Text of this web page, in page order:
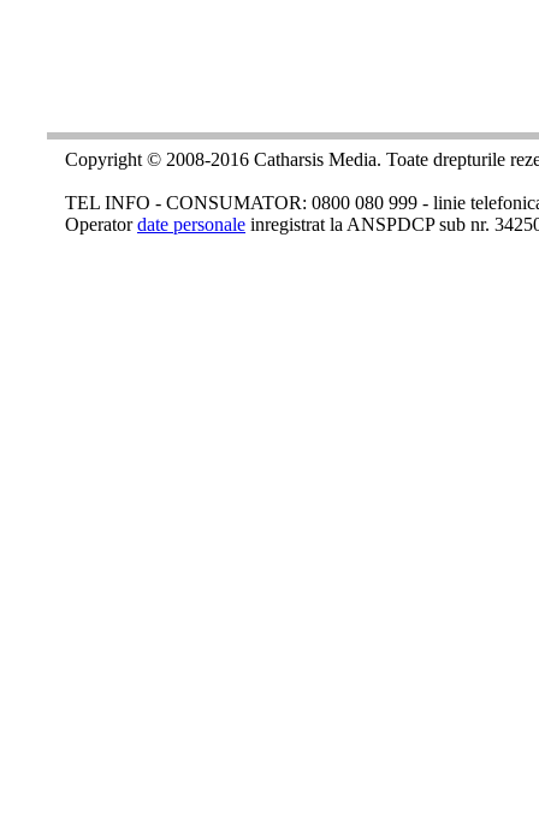
Copyright © 2008-2016 Catharsis Media. Toate drepturile
TEL INFO - CONSUMATOR: 0800 080 999 - linie
Operatordate personale inregistrat la ANSPDCP sub nr.